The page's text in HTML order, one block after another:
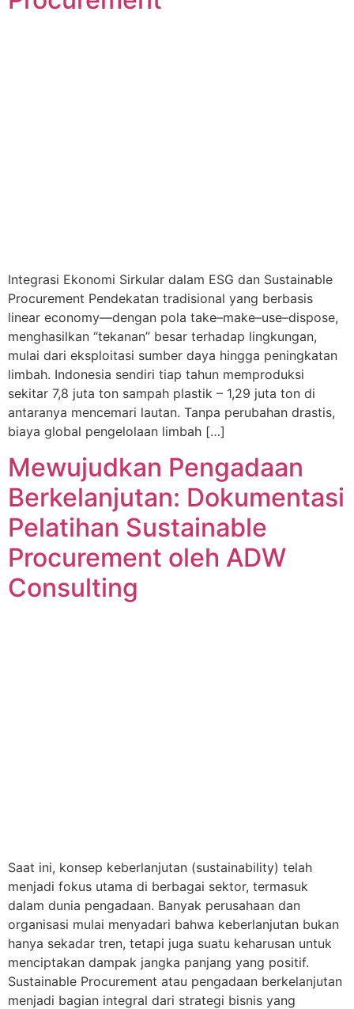
Integrasi Ekonomi Sirkular dalam ESG dan Sustainable
Procurement Pendekatan tradisional yang berbasis
linear economy—dengan pola take–make–use–dispose,
menghasilkan “tekanan” besar terhadap lingkungan,
mulai dari eksploitasi sumber daya hingga peningkatan
limbah. Indonesia sendiri tiap tahun memproduksi
sekitar 7,8 juta ton sampah plastik – 1,29 juta ton di
antaranya mencemari lautan. Tanpa perubahan drastis,
biaya global pengelolaan limbah […]
Mewujudkan Pengadaan
Berkelanjutan: Dokumentasi
Pelatihan Sustainable
Procurement oleh ADW
Consulting
Saat ini, konsep keberlanjutan (sustainability) telah
menjadi fokus utama di berbagai sektor, termasuk
dalam dunia pengadaan. Banyak perusahaan dan
organisasi mulai menyadari bahwa keberlanjutan bukan
hanya sekadar tren, tetapi juga suatu keharusan untuk
menciptakan dampak jangka panjang yang positif.
Sustainable Procurement atau pengadaan berkelanjutan
menjadi bagian integral dari strategi bisnis yang